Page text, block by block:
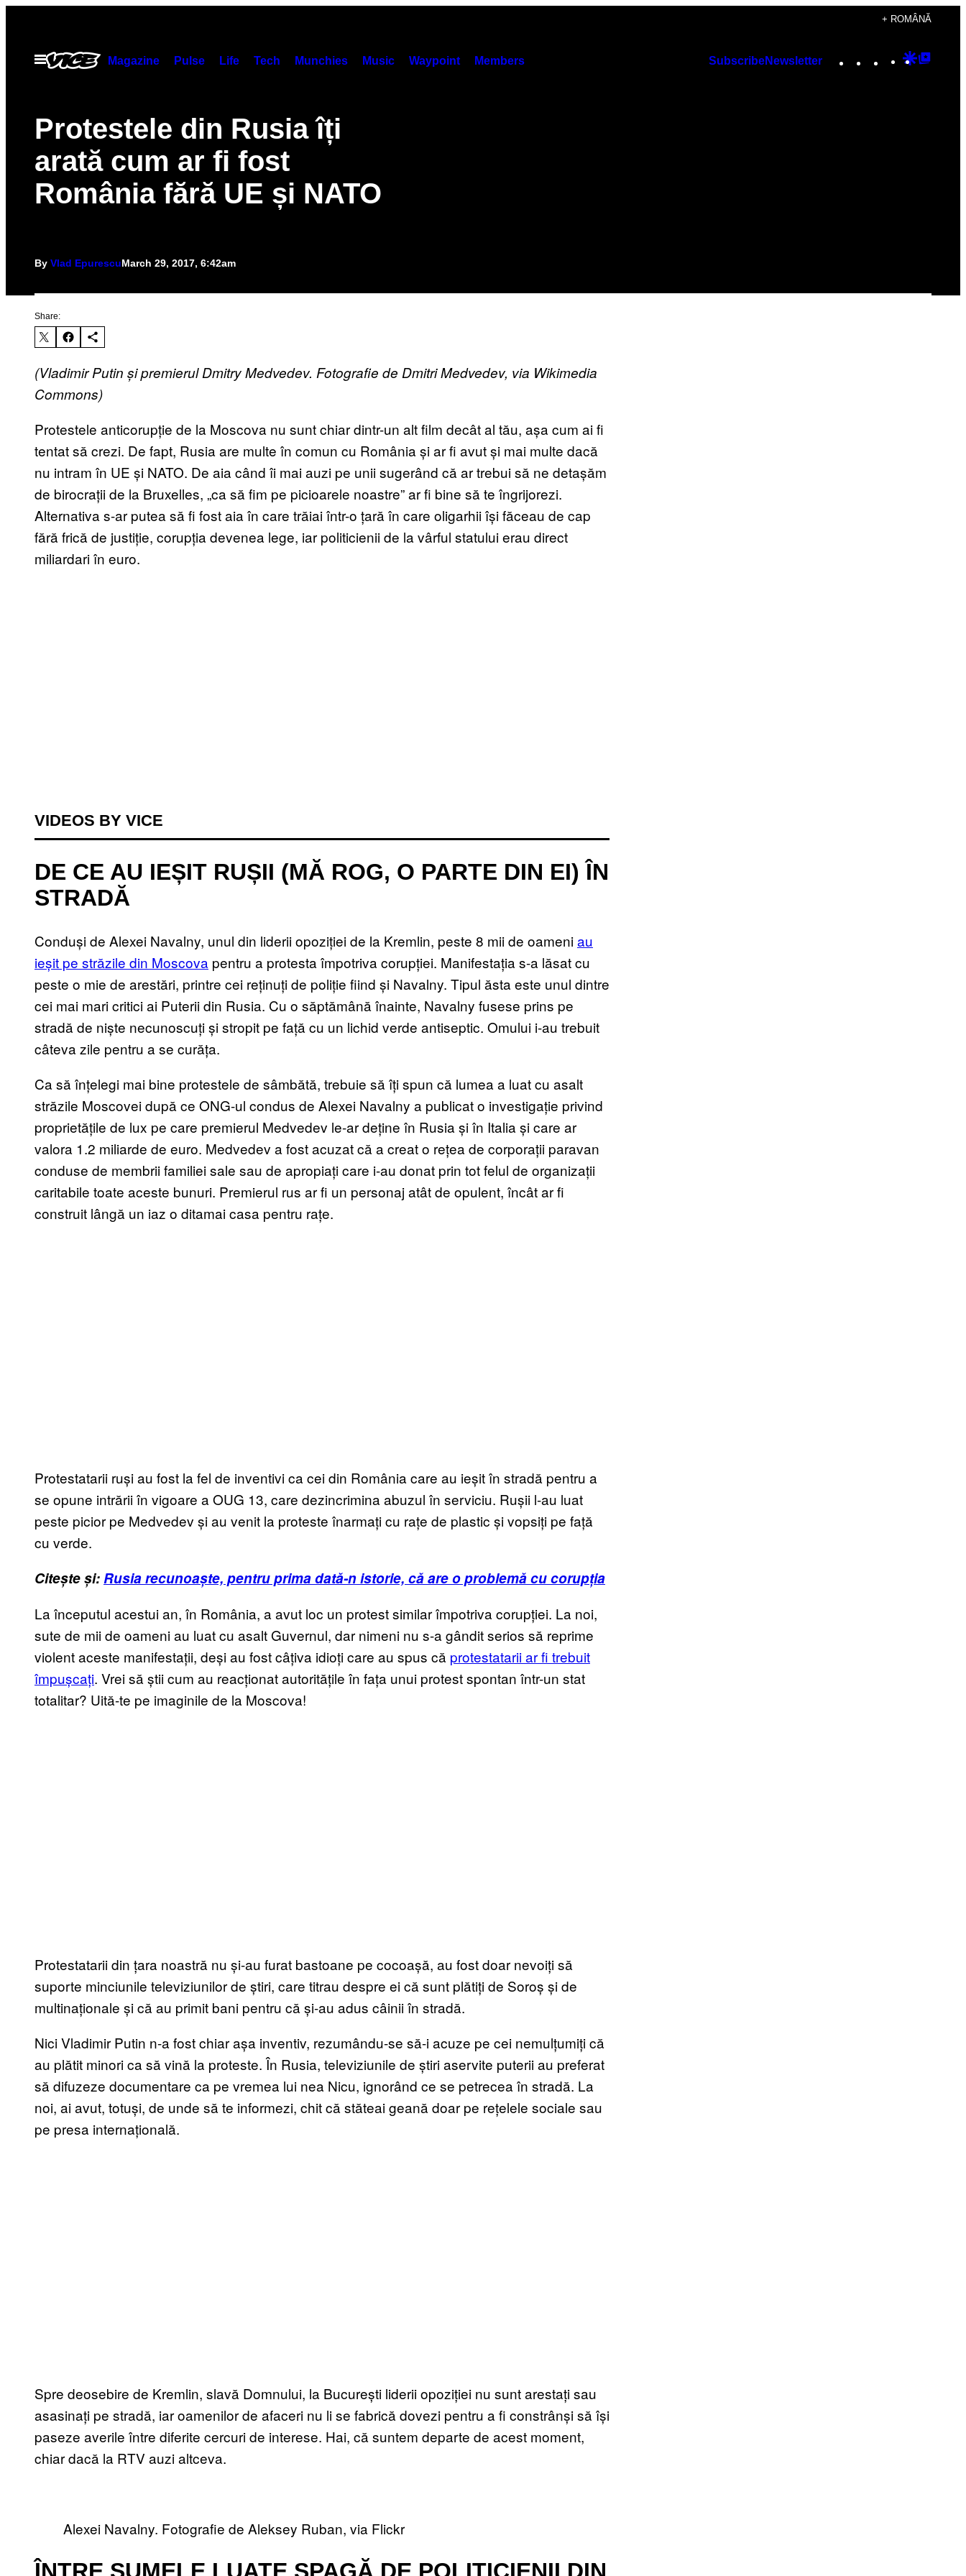
content
+ ROMÂNĂ
Open
Menu
Magazine Pulse Life Tech Munchies Music Waypoint Members SubscribeNewsletter Instagram
TikTok
YouTube
Google
Protestele din Rusia îți
arată cum ar fi fost
România fără UE și NATO
By Vlad EpurescuMarch 29, 2017, 6:42am
Share:
(Vladimir Putin și premierul Dmitry Medvedev. Fotografie de Dmitri Medvedev, via Wikimedia
Commons)
Protestele anticorupție de la Moscova nu sunt chiar dintr-un alt film decât al tău, așa cum ai fi
tentat să crezi. De fapt, Rusia are multe în comun cu România și ar fi avut și mai multe dacă
nu intram în UE și NATO. De aia când îi mai auzi pe unii sugerând că ar trebui să ne detașăm
de birocrații de la Bruxelles, „ca să fim pe picioarele noastre” ar fi bine să te îngrijorezi.
Alternativa s-ar putea să fi fost aia în care trăiai într-o țară în care oligarhii își făceau de cap
fără frică de justiție, corupția devenea lege, iar politicienii de la vârful statului erau direct
miliardari în euro.
VIDEOS BY VICE
DE CE AU IEȘIT RUȘII (MĂ ROG, O PARTE DIN EI) ÎN
STRADĂ
Conduși de Alexei Navalny, unul din liderii opoziției de la Kremlin, peste 8 mii de oameniau
ieșit pe străzile din Moscova pentru a protesta împotriva corupției. Manifestația s-a lăsat cu
peste o mie de arestări, printre cei reținuți de poliție fiind și Navalny. Tipul ăsta este unul dintre
cei mai mari critici ai Puterii din Rusia. Cu o săptămână înainte, Navalny fusese prins pe
stradă de niște necunoscuți și stropit pe față cu un lichid verde antiseptic. Omului i-au trebuit
câteva zile pentru a se curăța.
Ca să înțelegi mai bine protestele de sâmbătă, trebuie să îți spun că lumea a luat cu asalt
străzile Moscovei după ce ONG-ul condus de Alexei Navalny a publicat o investigație privind
proprietățile de lux pe care premierul Medvedev le-ar deține în Rusia și în Italia și care ar
valora 1.2 miliarde de euro. Medvedev a fost acuzat că a creat o rețea de corporații paravan
conduse de membrii familiei sale sau de apropiați care i-au donat prin tot felul de organizații
caritabile toate aceste bunuri. Premierul rus ar fi un personaj atât de opulent, încât ar fi
construit lângă un iaz o ditamai casa pentru rațe.
Protestatarii ruși au fost la fel de inventivi ca cei din România care au ieșit în stradă pentru a
se opune intrării în vigoare a OUG 13, care dezincrimina abuzul în serviciu. Rușii l-au luat
peste picior pe Medvedev și au venit la proteste înarmați cu rațe de plastic și vopsiți pe față
cu verde.
Citește și:Rusia recunoaște, pentru prima dată-n istorie, că are o problemă cu corupția
La începutul acestui an, în România, a avut loc un protest similar împotriva corupției. La noi,
sute de mii de oameni au luat cu asalt Guvernul, dar nimeni nu s-a gândit serios să reprime
violent aceste manifestații, deși au fost câțiva idioți care au spus că protestatarii ar fi trebuit
împușcați. Vrei să știi cum au reacționat autoritățile în fața unui protest spontan într-un stat
totalitar? Uită-te pe imaginile de la Moscova!
Protestatarii din țara noastră nu și-au furat bastoane pe cocoașă, au fost doar nevoiți să
suporte minciunile televiziunilor de știri, care titrau despre ei că sunt plătiți de Soroș și de
multinaționale și că au primit bani pentru că și-au adus câinii în stradă.
Nici Vladimir Putin n-a fost chiar așa inventiv, rezumându-se să-i acuze pe cei nemulțumiți că
au plătit minori ca să vină la proteste. În Rusia, televiziunile de știri aservite puterii au preferat
să difuzeze documentare ca pe vremea lui nea Nicu, ignorând ce se petrecea în stradă. La
noi, ai avut, totuși, de unde să te informezi, chit că stăteai geană doar pe rețelele sociale sau
pe presa internațională.
Spre deosebire de Kremlin, slavă Domnului, la București liderii opoziției nu sunt arestați sau
asasinați pe stradă, iar oamenilor de afaceri nu li se fabrică dovezi pentru a fi constrânși să își
paseze averile între diferite cercuri de interese. Hai, că suntem departe de acest moment,
chiar dacă la RTV auzi altceva.
Alexei Navalny. Fotografie de Aleksey Ruban, via Flickr